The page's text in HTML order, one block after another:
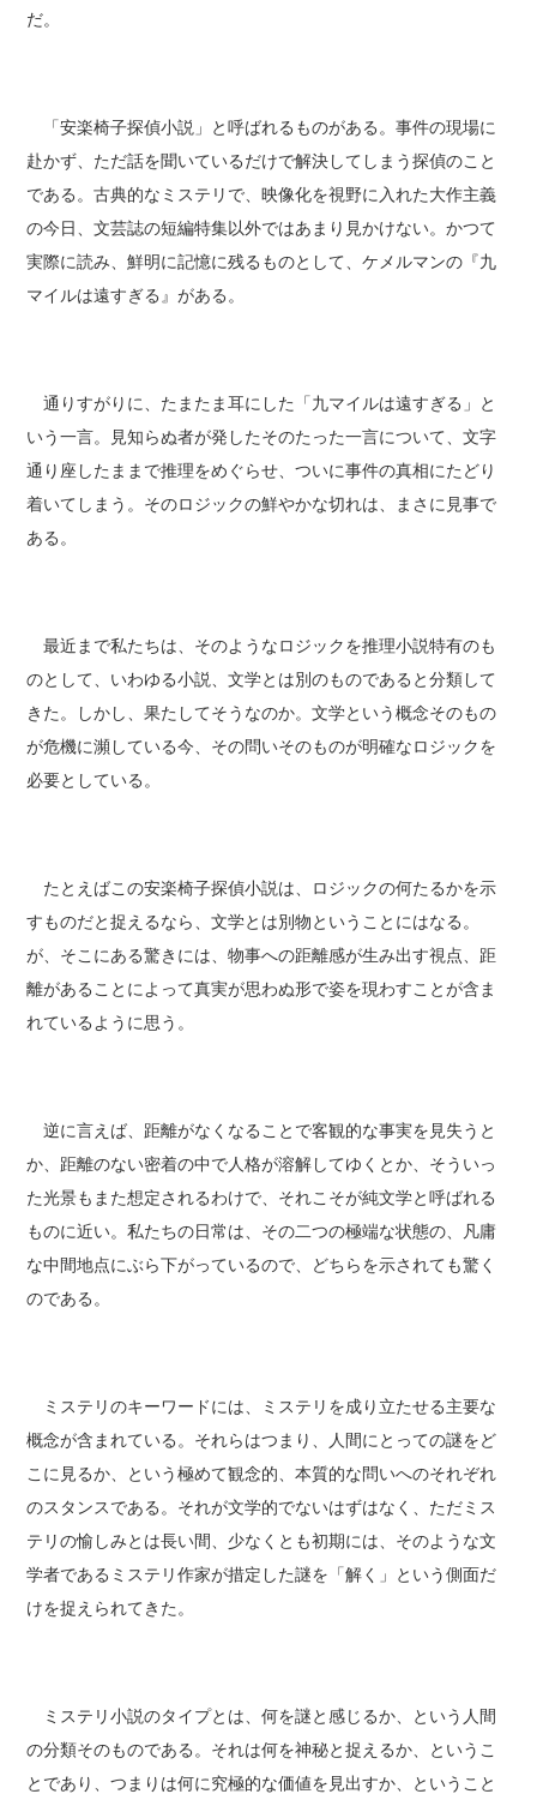
だ。
「安楽椅子探偵小説」と呼ばれるものがある。事件の現場に
赴かず、ただ話を聞いているだけで解決してしまう探偵のこと
である。古典的なミステリで、映像化を視野に入れた大作主義
の今日、文芸誌の短編特集以外ではあまり見かけない。かつて
実際に読み、鮮明に記憶に残るものとして、ケメルマンの『九
マイルは遠すぎる』がある。
通りすがりに、たまたま耳にした「九マイルは遠すぎる」と
いう一言。見知らぬ者が発したそのたった一言について、文字
通り座したままで推理をめぐらせ、ついに事件の真相にたどり
着いてしまう。そのロジックの鮮やかな切れは、まさに見事で
ある。
最近まで私たちは、そのようなロジックを推理小説特有のも
のとして、いわゆる小説、文学とは別のものであると分類して
きた。しかし、果たしてそうなのか。文学という概念そのもの
が危機に瀕している今、その問いそのものが明確なロジックを
必要としている。
たとえばこの安楽椅子探偵小説は、ロジックの何たるかを示
すものだと捉えるなら、文学とは別物ということにはなる。
が、そこにある驚きには、物事への距離感が生み出す視点、距
離があることによって真実が思わぬ形で姿を現わすことが含ま
れているように思う。
逆に言えば、距離がなくなることで客観的な事実を見失うと
か、距離のない密着の中で人格が溶解してゆくとか、そういっ
た光景もまた想定されるわけで、それこそが純文学と呼ばれる
ものに近い。私たちの日常は、その二つの極端な状態の、凡庸
な中間地点にぶら下がっているので、どちらを示されても驚く
のである。
ミステリのキーワードには、ミステリを成り立たせる主要な
概念が含まれている。それらはつまり、人間にとっての謎をど
こに見るか、という極めて観念的、本質的な問いへのそれぞれ
のスタンスである。それが文学的でないはずはなく、ただミス
テリの愉しみとは長い間、少なくとも初期には、そのような文
学者であるミステリ作家が措定した謎を「解く」という側面だ
けを捉えられてきた。
ミステリ小説のタイプとは、何を謎と感じるか、という人間
の分類そのものである。それは何を神秘と捉えるか、というこ
とであり、つまりは何に究極的な価値を見出すか、ということ